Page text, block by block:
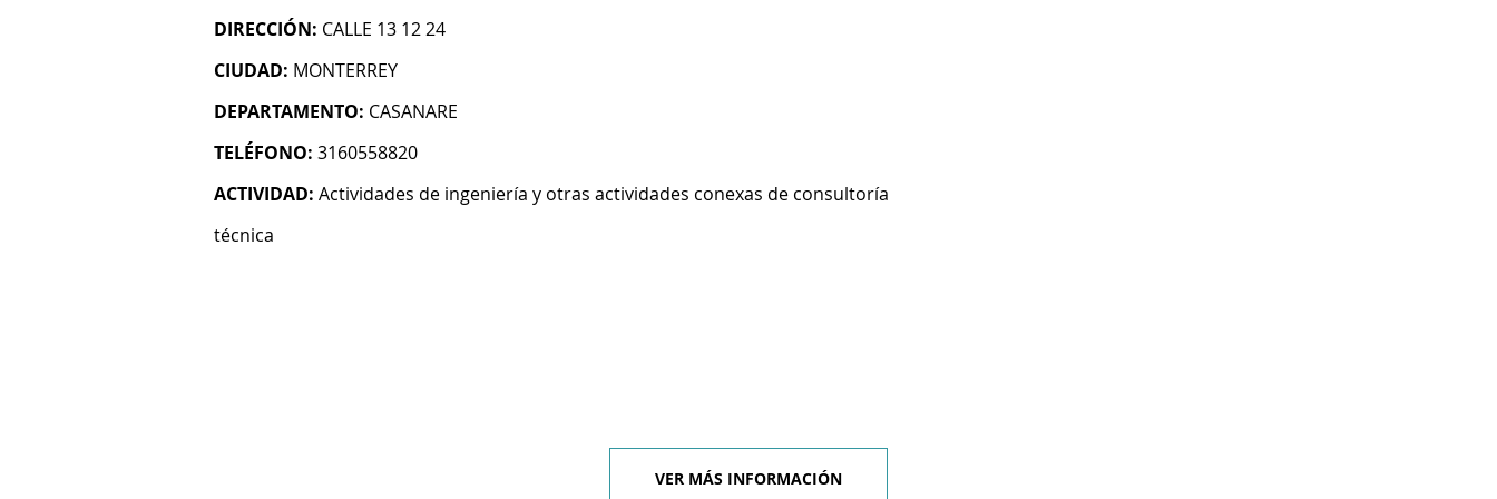
DIRECCIÓN: CALLE 13 12 24
CIUDAD: MONTERREY
DEPARTAMENTO: CASANARE
TELÉFONO: 3160558820
ACTIVIDAD: Actividades de ingeniería y otras actividades conexas de consultoría
técnica
VER MÁS INFORMACIÓN